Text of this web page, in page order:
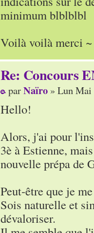
minimum blblblbl
Voilà voilà merci ~
Re: Concours
parNaïro » Lun Mai
Hello!
Alors, j'ai pour
3è à Estienne,
nouvelle prépa de
Peut-être que je
Sois naturelle et
dévaloriser.